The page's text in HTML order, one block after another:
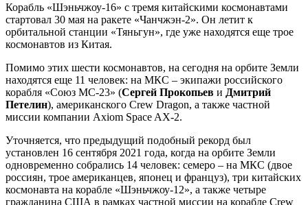
Корабль «Шэньчжоу-16» с тремя китайскими космонавтами
стартовал 30 мая на ракете «Чанчжэн-2». Он летит к
орбитальной станции «Тяньгун», где уже находятся еще трое
космонавтов из Китая.
Помимо этих шести космонавтов, на сегодня на орбите Земли
находятся еще 11 человек: на МКС – экипажи российского
корабля «Союз МС-23» (Сергей Прокопьев и Дмитрий
Петелин), американского Crew Dragon, а также частной
миссии компании Axiom Space AX-2.
Уточняется, что предыдущий подобный рекорд был
установлен 16 сентября 2021 года, когда на орбите Земли
одновременно собрались 14 человек: семеро – на МКС (двое
россиян, трое американцев, японец и француз), три китайских
космонавта на корабле «Шэньчжоу-12», а также четыре
гражданина США в рамках частной миссии на корабле Crew